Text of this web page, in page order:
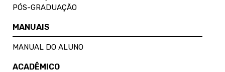
PÓS-GRADUAÇÃO
MANUAIS
MANUAL DO ALUNO
ACADÊMICO